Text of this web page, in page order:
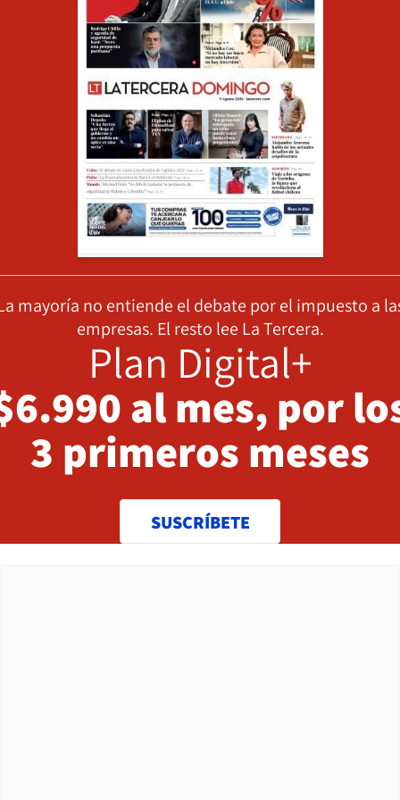
mayoría no entiende el debate por el impuesto a
empresas. El resto lee La Tercera.
Plan Digital+
al mes, por
3 primeros meses
SUSCRÍBETE